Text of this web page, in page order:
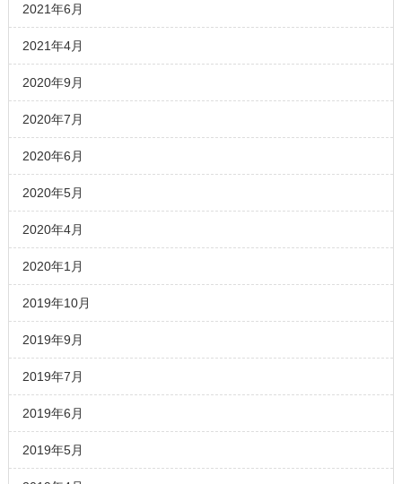
2021年6月
2021年4月
2020年9月
2020年7月
2020年6月
2020年5月
2020年4月
2020年1月
2019年10月
2019年9月
2019年7月
2019年6月
2019年5月